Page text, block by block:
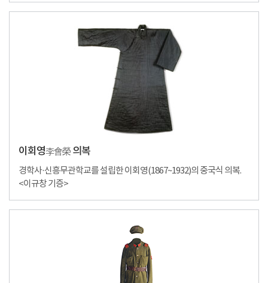
이회영李會榮의복
경학사·신흥무관학교를 설립한 이회영(1867~1932)의 중국식 의복.
<이규창 기증>